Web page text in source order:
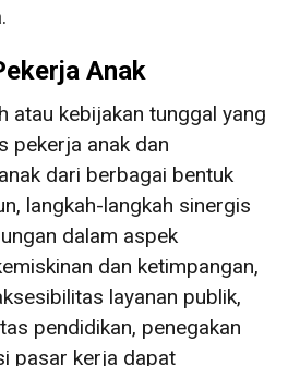
Anak
atau kebijakan tunggal yang
pekerja anak dan
dari berbagai bentuk
langkah-langkah sinergis
dalam aspek
dan ketimpangan,
layanan publik,
pendidikan, penegakan
pasar kerja dapat